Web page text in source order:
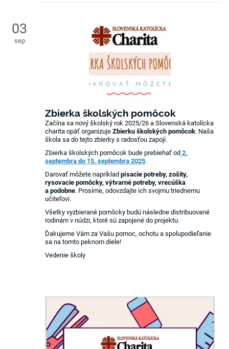
03
sep
Zbierka školských pomôcok
Začína sa nový školský rok 2025/26 a Slovenská katolícka
charita opäť organizujeZbierku školských pomôcok. Naša
škola sa do tejto zbierky s radosťou zapojí.
Zbierka školských pomôcok bude prebiehať od 2.
septembra do 15. septembra 2025.
Darovať môžete napríkladpísacie potreby, zošity,
rysovacie pomôcky, výtvarné potreby, vrecúška
a podobne. Prosíme, odovzdajte ich svojmu triednemu
učiteľovi.
Všetky vyzbierané pomôcky budú následne distribuované
rodinám v núdzi, ktoré sú zapojené do projektu.
Ďakujeme Vám za Vašu pomoc, ochotu a spolupodieľanie
sa na tomto peknom diele!
Vedenie školy